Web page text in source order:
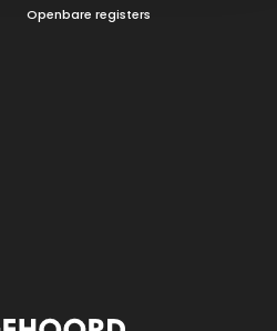
Openbare registers